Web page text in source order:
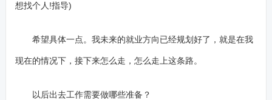
想找个人!指导)
希望具体一点。我未来的就业方向已经规划好了，就是在我
现在的情况下，接下来怎么走，怎么走上这条路。
以后出去工作需要做哪些准备？